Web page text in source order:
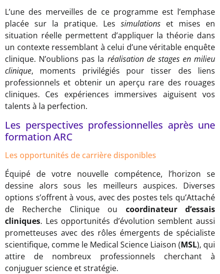
L’une des merveilles de ce programme est l’emphase
placée sur la pratique. Les simulations et mises en
situation réelle permettent d’appliquer la théorie dans
un contexte ressemblant à celui d’une véritable enquête
clinique. N’oublions pas la réalisation de stages en milieu
clinique, moments privilégiés pour tisser des liens
professionnels et obtenir un aperçu rare des rouages
cliniques. Ces expériences immersives aiguisent vos
talents à la perfection.
Les perspectives professionnelles après une
formation ARC
Les opportunités de carrière disponibles
Équipé de votre nouvelle compétence, l’horizon se
dessine alors sous les meilleurs auspices. Diverses
options s’offrent à vous, avec des postes tels qu’Attaché
de Recherche Clinique ou coordinateur d’essais
cliniques. Les opportunités d’évolution semblent aussi
prometteuses avec des rôles émergents de spécialiste
scientifique, comme le Medical Science Liaison (MSL), qui
attire de nombreux professionnels cherchant à
conjuguer science et stratégie.